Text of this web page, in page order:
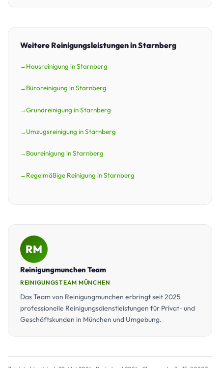
Weitere Reinigungsleistungen in Starnberg
Hausreinigung in Starnberg
Büroreinigung in Starnberg
Grundreinigung in Starnberg
Umzugsreinigung in Starnberg
Baureinigung in Starnberg
Regelmäßige Reinigung in Starnberg
RM
Reinigungmunchen Team
REINIGUNGSTEAM MÜNCHEN
Das Team von Reinigungmunchen erbringt seit 2025
professionelle Reinigungsdienstleistungen für Privat- und
Geschäftskunden in München und Umgebung.